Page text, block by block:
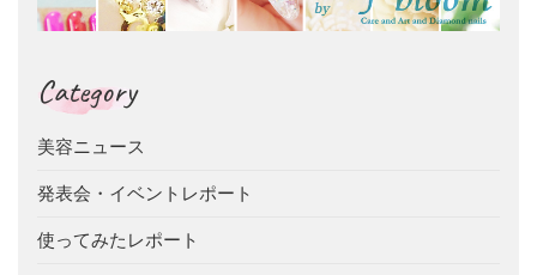
Category
美容ニュース
発表会・イベントレポート
使ってみたレポート